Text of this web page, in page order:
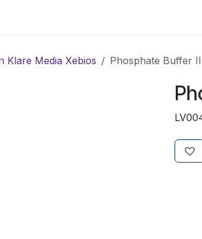
Klare Media Xebios Phosphate Buffer II